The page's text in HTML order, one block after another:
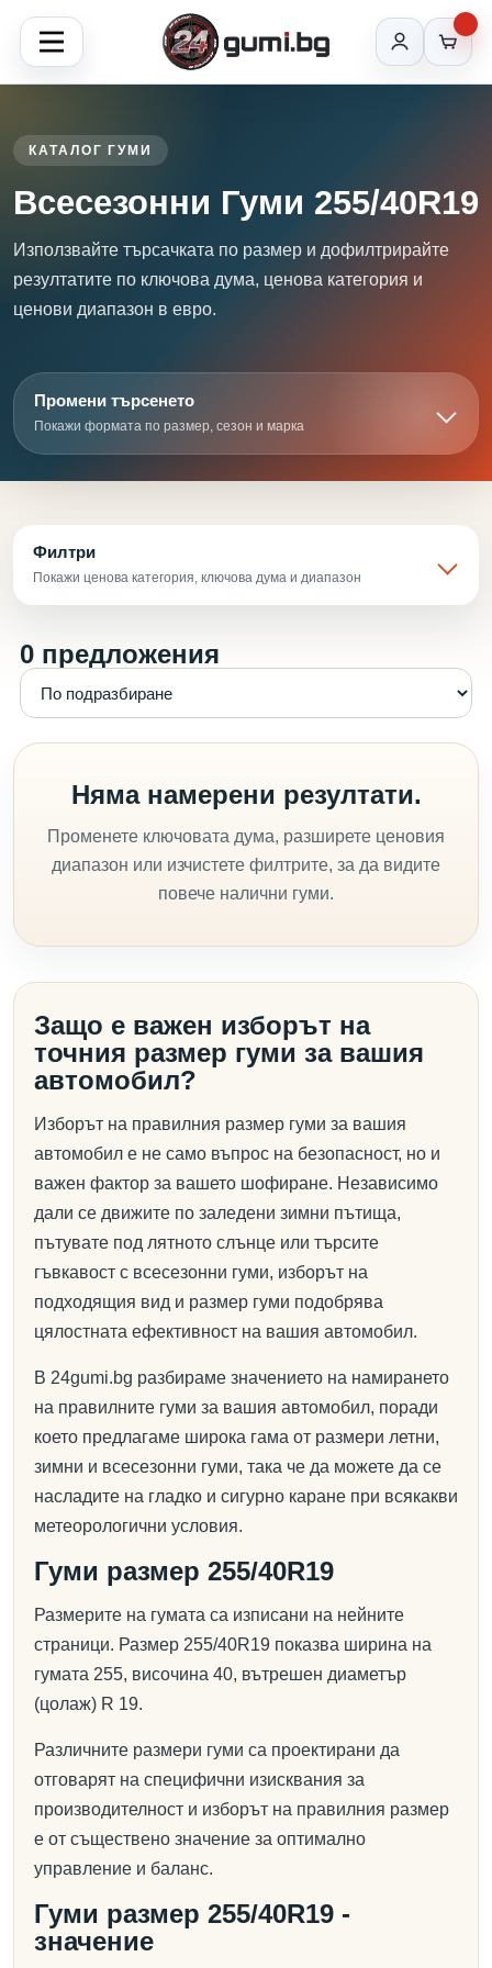
КАТАЛОГ ГУМИ
Всесезонни Гуми 255/40R19
Използвайте търсачката по размер и дофилтрирайте
резултатите по ключова дума, ценова категория и
ценови диапазон в евро.
Промени търсенето
Покажи формата по размер, сезон и марка
Филтри
Покажи ценова категория, ключова дума и диапазон
0 предложения
Няма намерени резултати.
Променете ключовата дума, разширете ценовия
диапазон или изчистете филтрите, за да видите
повече налични гуми.
Защо е важен изборът на
точния размер гуми за вашия
автомобил?
Изборът на правилния размер гуми за вашия
автомобил е не само въпрос на безопасност, но и
важен фактор за вашето шофиране. Независимо
дали се движите по заледени зимни пътища,
пътувате под лятното слънце или търсите
гъвкавост с всесезонни гуми, изборът на
подходящия вид и размер гуми подобрява
цялостната ефективност на вашия автомобил.
В 24gumi.bg разбираме значението на намирането
на правилните гуми за вашия автомобил, поради
което предлагаме широка гама от размери летни,
зимни и всесезонни гуми, така че да можете да се
насладите на гладко и сигурно каране при всякакви
метеорологични условия.
Гуми размер 255/40R19
Размерите на гумата са изписани на нейните
страници. Размер 255/40R19 показва ширина на
гумата 255, височина 40, вътрешен диаметър
(цолаж) R 19.
Различните размери гуми са проектирани да
отговарят на специфични изисквания за
производителност и изборът на правилния размер
е от съществено значение за оптимално
управление и баланс.
Гуми размер 255/40R19 -
значение